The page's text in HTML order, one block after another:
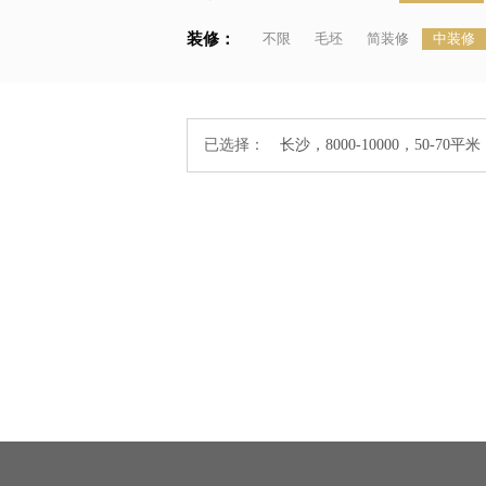
装修： 不限 毛坯 简装修 中装修
已选择：